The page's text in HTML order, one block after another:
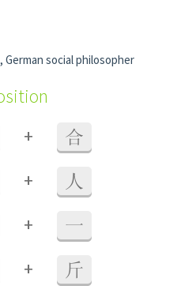
, German social philosopher
+ 合
+ 人
+ 一
+ 斤